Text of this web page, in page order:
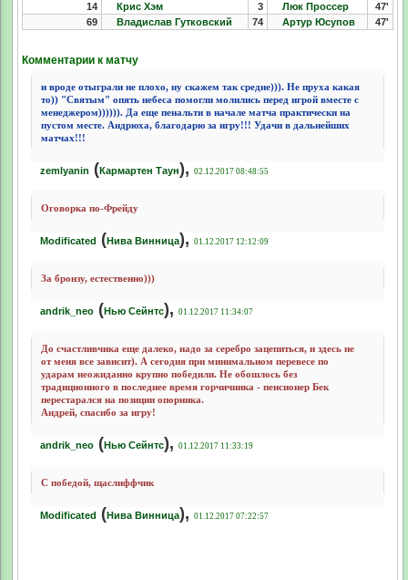
14
Крис Хэм 3 Люк Проссер
47'
69
Владислав Гутковский 74 Артур Юсупов 47'
Комментарии к матчу
и вроде отыграли не плохо, ну скажем так средне))). Не пруха какая
то)) "Святым" опять небеса помогли молились перед игрой вместе с
менеджером)))))). Да еще пенальти в начале матча практически на
пустом месте. Андрюха, благодарю за игру!!! Удачи в дальнейших
матчах!!!
zemlyanin (Кармартен Таун), 02.12.2017 08:48:55
Оговорка по-Фрейду
Modificated (Нива Винница), 01.12.2017 12:12:09
За бронзу, естественно)))
andrik_neo(Нью Сейнтс), 01.12.2017 11:34:07
До счастливчика еще далеко, надо за серебро зацепиться, и здесь не
от меня все зависит). А сегодня при минимальном перевесе по
ударам неожиданно крупно победили. Не обошлось без
традиционного в последнее время горчичника - пенсионер Бек
перестарался на позиции опорника.
Андрей, спасибо за игру!
andrik_neo(Нью Сейнтс), 01.12.2017 11:33:19
С победой, щаслиффчик
Modificated (Нива Винница), 01.12.2017 07:22:57